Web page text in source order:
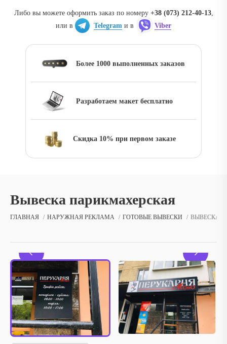
Более 1000 выполненных заказов
Разработаем макет бесплатно
Скидка 10% при первом заказе
Либо вы можете оформить заказ по номеру +38 (073) 212-40-13,
или в
Telegram и в Viber
Вывеска парикмахерская
ГЛАВНАЯ НАРУЖНАЯ РЕКЛАМА ГОТОВЫЕ ВЫВЕСКИ ВЫВЕСКА